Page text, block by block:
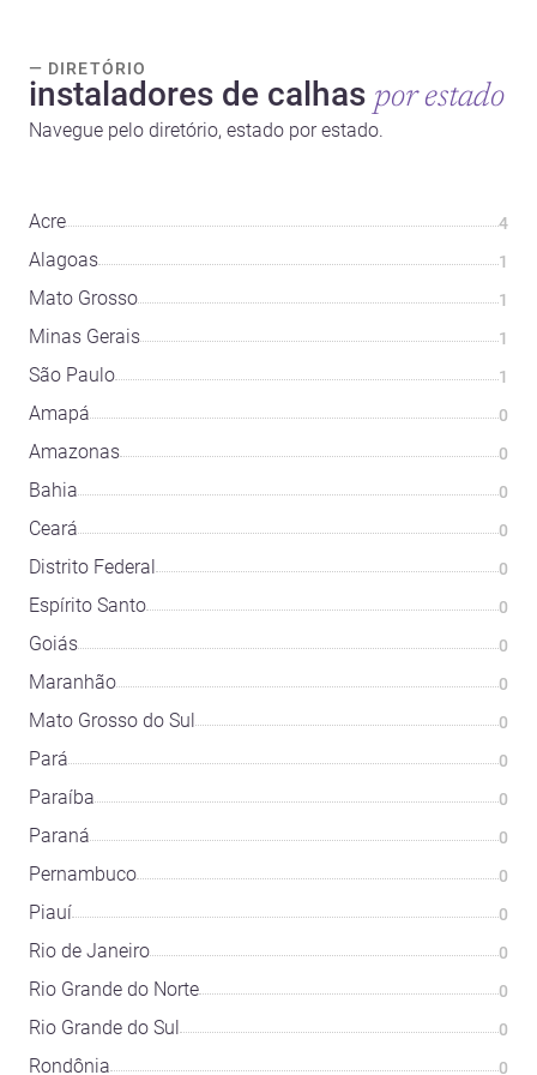
— DIRETÓRIO
instaladores de calhas por estado
Navegue pelo diretório, estado por estado.
Acre 4
Alagoas 1
Mato Grosso 1
Minas Gerais 1
São Paulo 1
Amapá 0
Amazonas 0
Bahia 0
Ceará 0
Distrito Federal 0
Espírito Santo 0
Goiás 0
Maranhão 0
Mato Grosso do Sul 0
Pará 0
Paraíba 0
Paraná 0
Pernambuco 0
Piauí 0
Rio de Janeiro 0
Rio Grande do Norte 0
Rio Grande do Sul 0
Rondônia 0